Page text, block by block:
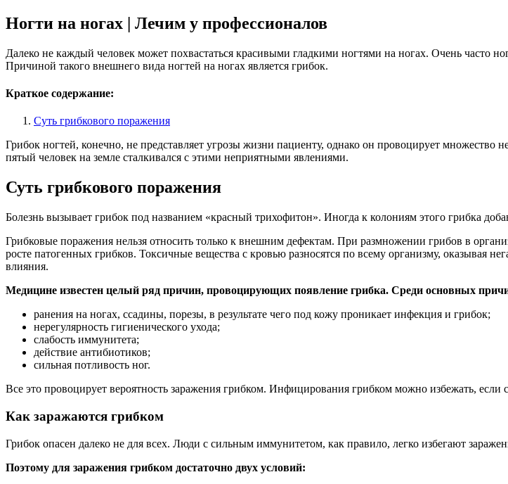
Ногти на ногах | Лечим у профессионалов
Далеко не каждый человек может похвастаться красивыми гладкими ногтями на ногах. Очень часто
Причиной такого внешнего вида ногтей на ногах является грибок.
Краткое содержание:
Суть грибкового поражения
Грибок ногтей, конечно, не представляет угрозы жизни пациенту, однако он провоцирует
пятый человек на земле сталкивался с этими неприятными явлениями.
Суть грибкового поражения
Болезнь вызывает грибок под названием «красный трихофитон». Иногда к колониям этого грибка
Грибковые поражения нельзя относить только к внешним дефектам. При размножении грибов в
росте патогенных грибков. Токсичные вещества с кровью разносятся по всему организму, оказывая
влияния.
Медицине известен целый ряд причин, провоцирующих появление грибка. Среди основных
ранения на ногах, ссадины, порезы, в результате чего под кожу проникает инфекция и грибок;
нерегулярность гигиенического ухода;
слабость иммунитета;
действие антибиотиков;
сильная потливость ног.
Все это провоцирует вероятность заражения грибком. Инфицирования грибком можно избежать,
Как заражаются грибком
Грибок опасен далеко не для всех. Люди с сильным иммунитетом, как правило, легко избегают
Поэтому для заражения грибком достаточно двух условий: